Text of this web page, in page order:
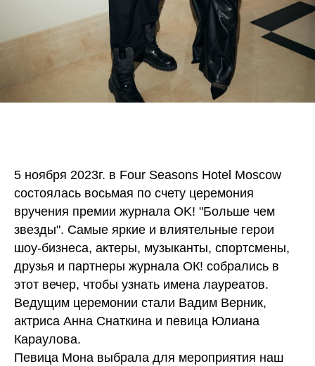
5 ноября 2023г. в Four Seasons Hotel Moscow
состоялась восьмая по счету церемония
вручения премии журнала OK! "Больше чем
звезды". Самые яркие и влиятельные герои
шоу-бизнеса, актеры, музыканты, спортсмены,
друзья и партнеры журнала ОК! собрались в
этот вечер, чтобы узнать имена лауреатов.
Ведущим церемонии стали Вадим Верник,
актриса Анна Снаткина и певица Юлиана
Караулова.
Певица Мона выбрала для мероприятия наш